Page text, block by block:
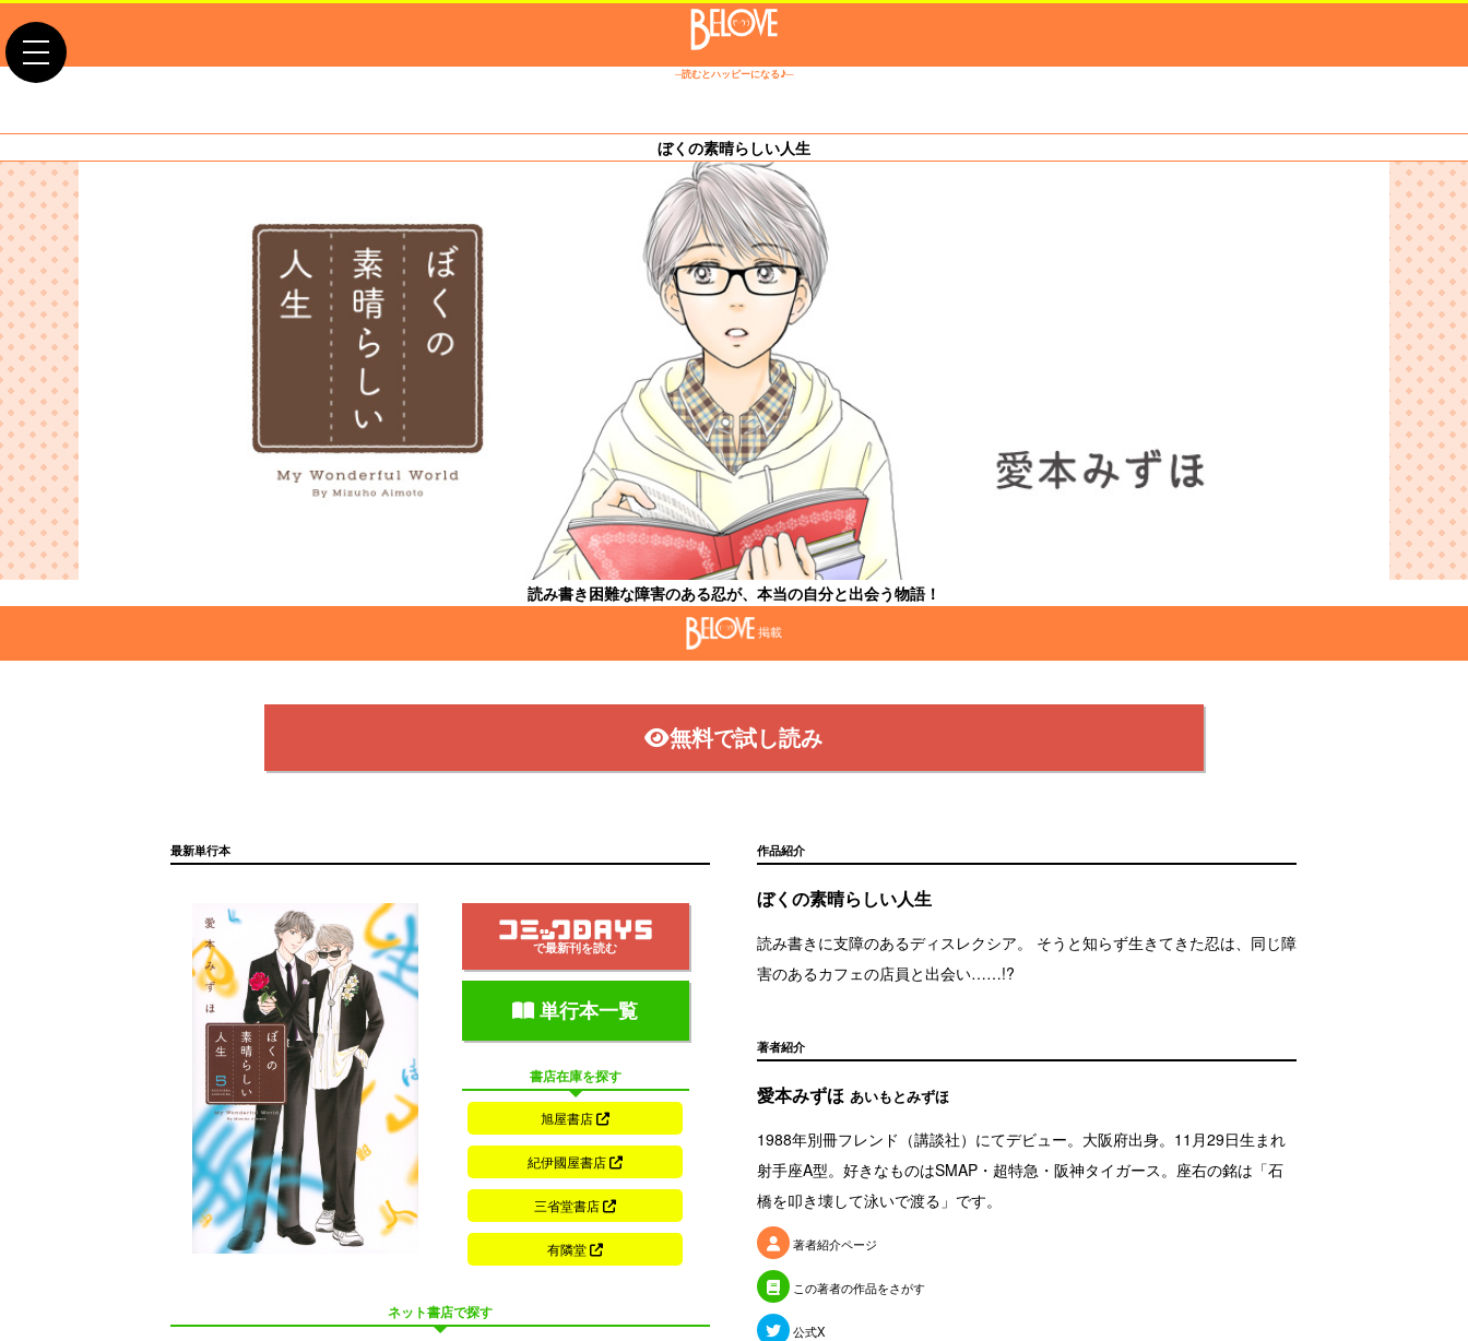
─読むとハッピーになる♪─
toggle navigation
ぼくの素晴らしい人生
読み書き困難な障害のある忍が、本当の自分と出会う物語！
掲載
無料で試し読み
最新単行本
で最新刊を読む
単行本一覧
書店在庫を探す
旭屋書店
紀伊國屋書店
三省堂書店
有隣堂
ネット書店で探す
作品紹介
ぼくの素晴らしい人生
読み書きに支障のあるディスレクシア。 そうと知らず生きてきた忍は、同じ障
害のあるカフェの店員と出会い……!?
著者紹介
愛本みずほ あいもとみずほ
1988年別冊フレンド（講談社）にてデビュー。大阪府出身。11月29日生まれ
射手座A型。好きなものはSMAP・超特急・阪神タイガース。座右の銘は「石
橋を叩き壊して泳いで渡る」です。
著者紹介ページ
この著者の作品をさがす
公式X